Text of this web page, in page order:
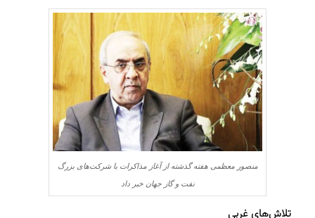
منصور معظمی هفته گذشته از آغاز مذاکرات با شرکت‌های بزرگ
نفت و گاز جهان خبر داد
تلاش‌های غربی